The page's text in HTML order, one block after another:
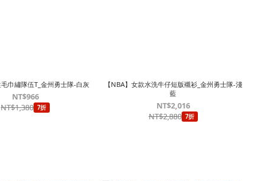
毛巾繡隊伍T_金州勇士隊-白灰
NT$966
NT$1,380 7折
【NBA】女款水洗牛仔短版襯衫_金州勇士隊-淺
藍
NT$2,016
NT$2,880 7折